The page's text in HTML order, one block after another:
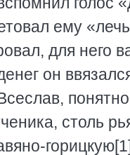
ему
для него
он
столь